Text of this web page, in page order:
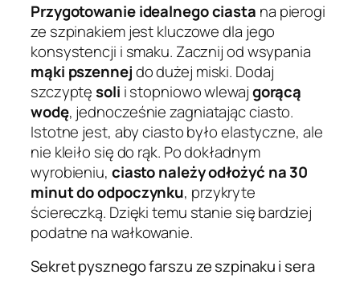
Przygotowanie idealnego ciasta na pierogi
ze szpinakiem jest kluczowe dla jego
konsystencji i smaku. Zacznij od wsypania
mąki pszennejdo dużej miski. Dodaj
szczyptęsoli i stopniowo wlewajgorącą
wodę, jednocześnie zagniatając ciasto.
Istotne jest, aby ciasto było elastyczne, ale
nie kleiło się do rąk. Po dokładnym
wyrobieniu, ciasto należy odłożyć na 30
minut do odpoczynku, przykryte
ściereczką. Dzięki temu stanie się bardziej
podatne na wałkowanie.
Sekret pysznego farszu ze szpinaku i sera